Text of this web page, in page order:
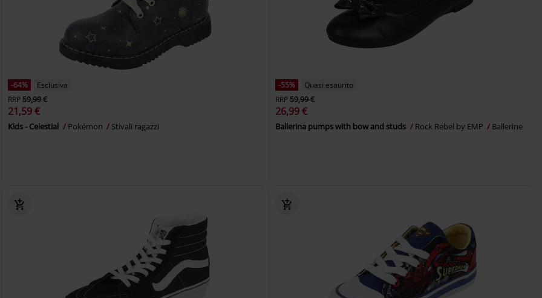
-64%
Esclusiva
RRP59,99 €
21,59 €
Kids - Celestial Pokémon Stivali ragazzi
-55%
Quasi esaurito
RRP59,99 €
26,99 €
Ballerina pumps with bow and studs Rock Rebel by EMP Ballerine